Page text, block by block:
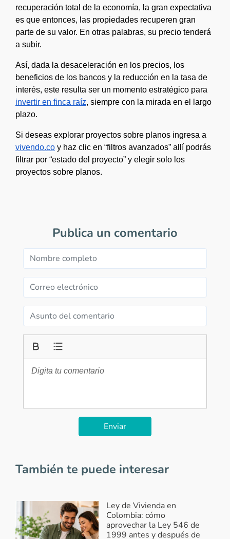
recuperación total de la economía, la gran expectativa
es que entonces, las propiedades recuperen gran
parte de su valor. En otras palabras, su precio tenderá
a subir.
Así, dada la desaceleración en los precios, los
beneficios de los bancos y la reducción en la tasa de
invertir en finca raíz, siempre con la mirada en el largo
plazo.
vivendo.co y haz clic en “filtros avanzados” allí podrás
filtrar por “estado del proyecto” y elegir solo los
proyectos sobre planos.
Publica un comentario
Enviar
También te puede interesar
Ley de Vivienda en
Colombia: cómo
aprovechar la Ley 546 de
1999 antes y después de